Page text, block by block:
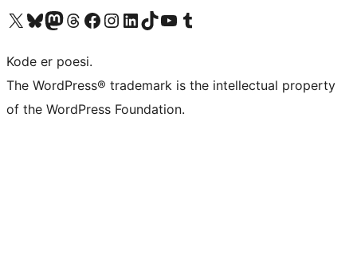
Besøk vår konto på X Visit our Bluesky account
Besøk vår Mastodon-konto
Visit our Threads account
Besøk vår Facebook-sideBesøk vår Instagram-konto
Besøk vår LinkedIn-konto
Visit our TikTok account
Visit our YouTube channel
Visit our Tumblr account
Kode er poesi.
The WordPress® trademark is the intellectual property
of the WordPress Foundation.